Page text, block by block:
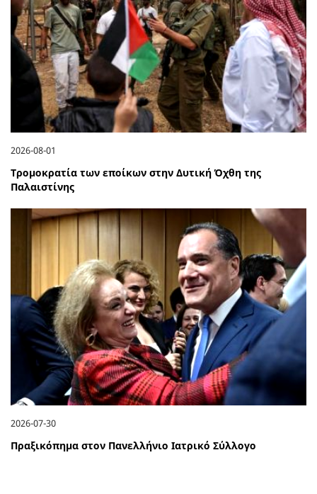
2026-08-01
Τρομοκρατία των εποίκων στην Δυτική Όχθη της
Παλαιστίνης
2026-07-30
Πραξικόπημα στον Πανελλήνιο Ιατρικό Σύλλογο